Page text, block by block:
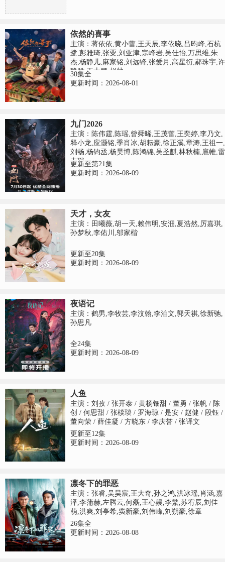
依然的喜事
主演：蒋依依,黄小蕾,王天辰,李依晓,吕昀峰,石杭
鹭,彭雅琦,张粟,刘亚津,宗峰岩,吴佳怡,万思维,朱
杰,杨静儿,麻家铭,刘远锋,张爱月,高星衍,郝珠宇,许
静雅,王志鹏,赵帅
30集全
更新时间：2026-08-01
九门2026
主演：陈伟霆,陈瑶,曾舜晞,王茂蕾,王奕婷,李乃文,
释小龙,应灏铭,季肖冰,胡耘豪,徐正溪,章涛,王祖一,
刘畅,杨钧丞,杨昊博,陈鸿锦,吴圣麒,林秋楠,扈帷,雷
丰瑞
更新至第21集
更新时间：2026-08-09
天才，女友
主演：田曦薇,胡一天,赖伟明,安沺,夏浩然,厉嘉琪,
孙梦秋,李佑川,邬家楷
更新至20集
更新时间：2026-08-09
夜语记
主演：鹤男,李牧芸,李汶翰,李泊文,郭天祺,徐新驰,
孙思凡
全24集
更新时间：2026-08-09
人鱼
主演：刘孜 / 张开泰 / 黄杨钿甜 / 董勇 / 张帆 / 陈
创 / 何思甜 / 张棪琰 / 罗海琼 / 是安 / 赵健 / 段钰 /
董向荣 / 薛佳凝 / 方晓东 / 李庆誉 / 张译文
更新至12集
更新时间：2026-08-09
凛冬下的罪恶
主演：张睿,吴昊宸,王大奇,孙之鸿,洪冰瑶,肖涵,嘉
泽,李蒲赫,左腾云,何磊,王心嫚,李繁,苏宥辰,刘佳
萌,洪爽,刘亭希,窦新豪,刘伟峰,刘朔豪,徐章
26集全
更新时间：2026-08-08